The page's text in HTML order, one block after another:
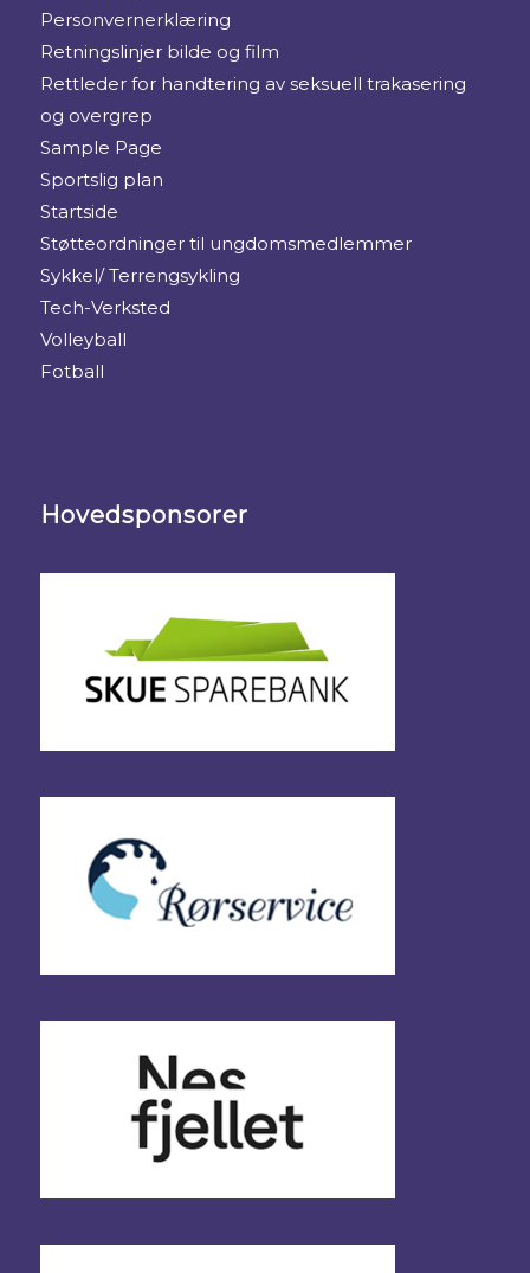
Personvernerklæring
Retningslinjer bilde og film
Rettleder for handtering av seksuell trakasering
og overgrep
Sample Page
Sportslig plan
Startside
Støtteordninger til ungdomsmedlemmer
Sykkel/ Terrengsykling
Tech-Verksted
Volleyball
Fotball
Hovedsponsorer